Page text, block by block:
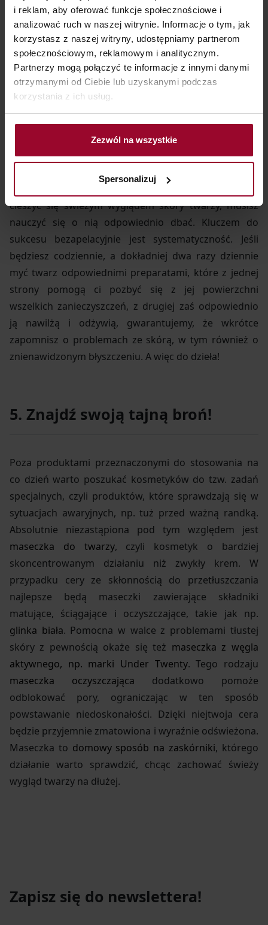
i reklam, aby oferować funkcje społecznościowe i
analizować ruch w naszej witrynie. Informacje o tym, jak
korzystasz z naszej witryny, udostępniamy partnerom
społecznościowym, reklamowym i analitycznym.
Partnerzy mogą połączyć te informacje z innymi danymi
otrzymanymi od Ciebie lub uzyskanymi podczas
korzystania z ich usług.
Zezwól na wszystkie
Spersonalizuj
w każdej, nawet najmniejszej torebce.
4. Efekt świeżości
gwarantowany, czyli
oczyszczanie skóry twarzy bez
cieszyć się świeżym wyglądem skóry twarzy, musisz
nauczyć się o nią odpowiednio dbać. Kluczem do
sukcesu bezapelacyjnie jest systematyczność. Jeśli
będziesz codziennie, a dokładniej dwa razy dziennie
myć twarz odpowiednimi preparatami, które z jednej
strony pomogą ci pozbyć się z jej powierzchni
wszelkich zanieczyszczeń, z drugiej zaś odpowiednio
ją nawilżą i odżywią, gwarantujemy, że wkrótce
zapomnisz o problemach ze skórą, w tym również o
znienawidzonym błyszczeniu. A więc do dzieła!
5. Znajdź swoją tajną broń!
Poza produktami przeznaczonymi do stosowania na
co dzień warto poszukać kosmetyków do tzw. zadań
specjalnych, czyli produktów, które sprawdzają się w
sytuacjach awaryjnych, np. tuż przed ważną randką.
Absolutnie niezastąpiona pod tym względem jest
maseczka do twarzy, czyli kosmetyk o bardziej
skoncentrowanym działaniu niż zwykły krem. W
przypadku cery ze skłonnością do przetłuszczania
najlepsze będą maseczki zawierające składniki
matujące, ściągające i oczyszczające, takie jak np.
glinka biała. Pomocna w walce z problemami tłustej
skóry z pewnością okaże się też maseczka z węgla
aktywnego, np. marki Under Twenty. Tego rodzaju
maseczka oczyszczająca dodatkowo pomoże
odblokować pory, ograniczając w ten sposób
powstawanie niedoskonałości. Dzięki niejtwoja cera
będzie przyjemnie zmatowiona i wyraźnie odświeżona.
Maseczka to domowy sposób na zaskórniki, którego
działanie warto sprawdzić, chcąc zachować świeży
wygląd twarzy na dłużej.
Zapisz się do newslettera!